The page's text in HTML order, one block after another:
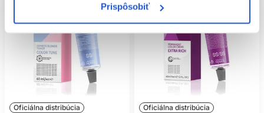
Prispôsobiť
Oficiálna distribúcia Oficiálna distribúcia